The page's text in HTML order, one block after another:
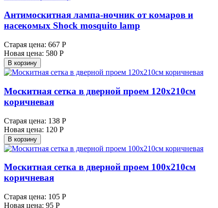
Антимоскитная лампа-ночник от комаров и
насекомых Shock mosquito lamp
Старая цена: 667 Р
Новая цена: 580 Р
В корзину
Москитная сетка в дверной проем 120х210см
коричневая
Старая цена: 138 Р
Новая цена: 120 Р
В корзину
Москитная сетка в дверной проем 100х210см
коричневая
Старая цена: 105 Р
Новая цена: 95 Р